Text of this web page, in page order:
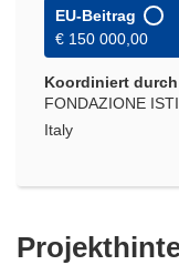
EU-Beitrag
€ 150 000,00
Koordiniert durch
FONDAZIONE
Italy